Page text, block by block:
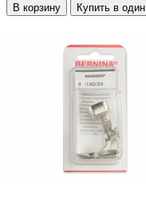
В корзину Купить в